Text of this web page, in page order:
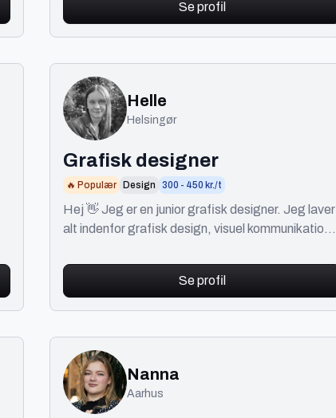
Se profil
Helle
Helsingør
Grafisk designer
🔥 Populær Design 300 - 450 kr./t
Hej 👋 Jeg er en junior grafisk designer. Jeg laver
alt indenfor grafisk design, visuel kommunikation,
Se profil
Nanna
Aarhus